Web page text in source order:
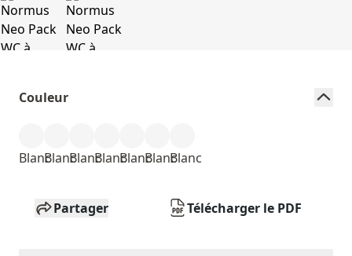
Couleur
BlancBlancBlancBlancBlancBlancBlanc
Partager Télécharger le PDF